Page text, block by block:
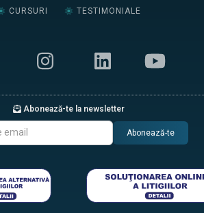
CURSURI TESTIMONIALE
Abonează-te la newsletter
Abonează-te